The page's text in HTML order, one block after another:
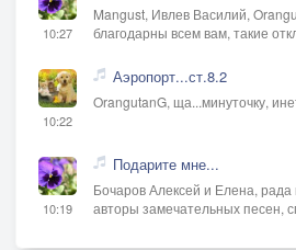
10:27
Mangust, Ивлев Василий,
благодарны всем вам, такие
10:22
Аэропорт...ст.8.2
OrangutanG, ща...минуточку,
10:19
Подарите мне...
Бочаров Алексей и Елена, рада
авторы замечательных песен,